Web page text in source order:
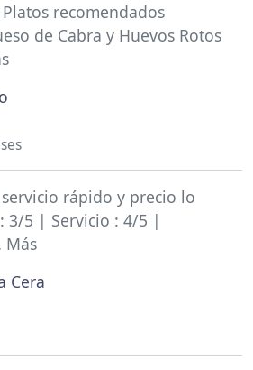
recomendados
de Cabra y Huevos Rotos
rápido y precio lo
3/5 | Servicio : 4/5 |
Más
Cera